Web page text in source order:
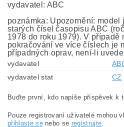
vydavatel: ABC
poznámka: Upozornění:
starých čísel časopisu ABC
1978 do roku 1979). V případě
pokračování ve více číslech je
případných oprav, není-li
vydavatel
vydavatel stat
CZ
Buďte první, kdo napíše příspěvek k
Pouze registrovaní uživatelé mohou
přihlaste senebo se registrujte.